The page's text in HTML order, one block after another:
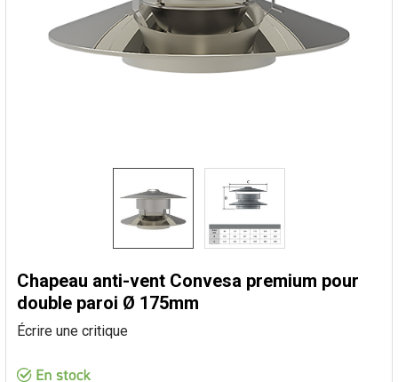
Chapeau anti-vent Convesa premium pour
double paroi Ø 175mm
Écrire une critique